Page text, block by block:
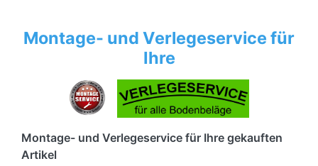
Montage- und Verlegeservice für
Ihre
Montage- und Verlegeservice für Ihre gekauften
Artikel